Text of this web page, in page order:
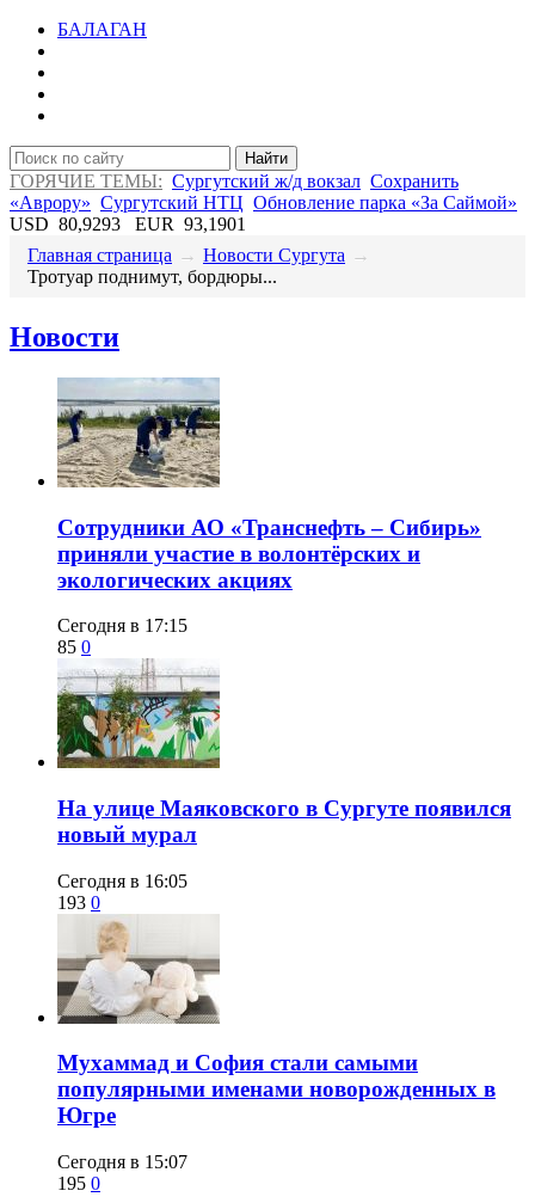
БАЛАГАН
Найти
ГОРЯЧИЕ ТЕМЫ: Сургутский ж/д вокзал Сохранить
«Аврору» Сургутский НТЦ Обновление парка «За Саймой»
USD 80,9293 EUR 93,1901
Главная страница → Новости Сургута →
​Тротуар поднимут, бордюры...
Новости
Сотрудники АО «Транснефть – Сибирь»
приняли участие в волонтёрских и
экологических акциях
Сегодня в 17:15
85 0
​На улице Маяковского в Сургуте появился
новый мурал
Сегодня в 16:05
193 0
​Мухаммад и София стали самыми
популярными именами новорожденных в
Югре
Сегодня в 15:07
195 0